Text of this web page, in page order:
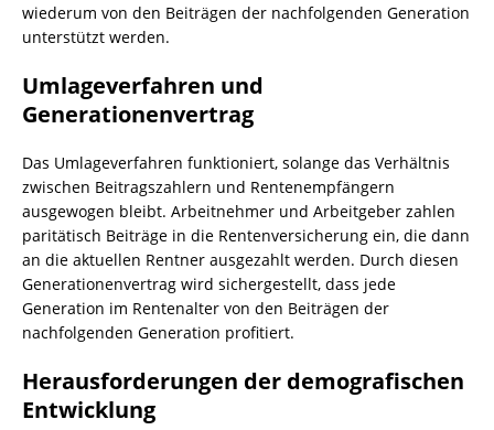
wiederum von den Beiträgen der nachfolgenden Generation
unterstützt werden.
Umlageverfahren und
Generationenvertrag
Das Umlageverfahren funktioniert, solange das Verhältnis
zwischen Beitragszahlern und Rentenempfängern
ausgewogen bleibt. Arbeitnehmer und Arbeitgeber zahlen
paritätisch Beiträge in die Rentenversicherung ein, die dann
an die aktuellen Rentner ausgezahlt werden. Durch diesen
Generationenvertrag wird sichergestellt, dass jede
Generation im Rentenalter von den Beiträgen der
nachfolgenden Generation profitiert.
Herausforderungen der demografischen
Entwicklung